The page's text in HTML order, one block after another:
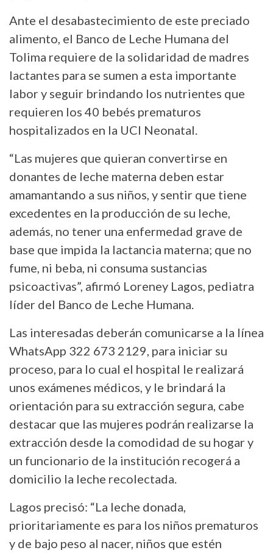
Ante el desabastecimiento de este preciado
alimento, el Banco de Leche Humana del
Tolima requiere de la solidaridad de madres
lactantes para se sumen a esta importante
labor y seguir brindando los nutrientes que
requieren los 40 bebés prematuros
hospitalizados en la UCI Neonatal.
“Las mujeres que quieran convertirse en
donantes de leche materna deben estar
amamantando a sus niños, y sentir que tiene
excedentes en la producción de su leche,
además, no tener una enfermedad grave de
base que impida la lactancia materna; que no
fume, ni beba, ni consuma sustancias
psicoactivas”, afirmó Loreney Lagos, pediatra
líder del Banco de Leche Humana.
Las interesadas deberán comunicarse a la línea
WhatsApp 322 673 2129, para iniciar su
proceso, para lo cual el hospital le realizará
unos exámenes médicos, y le brindará la
orientación para su extracción segura, cabe
destacar que las mujeres podrán realizarse la
extracción desde la comodidad de su hogar y
un funcionario de la institución recogerá a
domicilio la leche recolectada.
Lagos precisó: “La leche donada,
prioritariamente es para los niños prematuros
y de bajo peso al nacer, niños que estén